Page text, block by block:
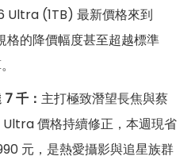
Ultra (1TB) 最新價格來到
格的降價幅度甚至超越標準
千： 主打極致潛望長焦與蔡
價格持續修正，本週現省
元，是熱愛攝影與追星族群